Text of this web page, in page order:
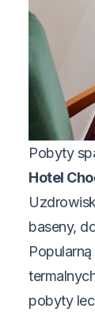
Pobyty
Hotel
baseny,
pobyty